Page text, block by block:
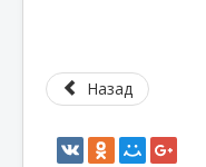
Назад